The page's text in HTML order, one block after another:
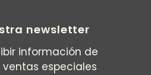
newsletter
información de
especiales